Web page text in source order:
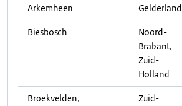
Arkemheen Gelderland
Biesbosch
Noord-
Brabant,
Zuid-
Holland
Broekvelden,
Zuid-